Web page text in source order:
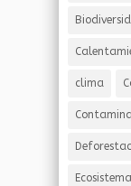
clima